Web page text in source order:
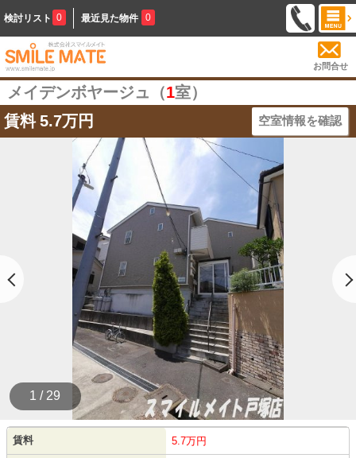
検討リスト 0 最近見た物件 0
お問合せ
メイデンボヤージュ（1室）
賃料 5.7万円 空室情報を確認
1 / 29
賃料 5.7万円